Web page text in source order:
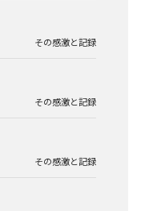
その感激と記録
その感激と記録
その感激と記録